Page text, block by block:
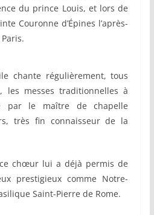
du prince Louis, et lors de
Couronne d’Épines l’après-
chante régulièrement, tous
les messes traditionnelles à
par le maître de chapelle
très fin connaisseur de la
ce chœur lui a déjà permis de
prestigieux comme Notre-
Saint-Pierre de Rome.